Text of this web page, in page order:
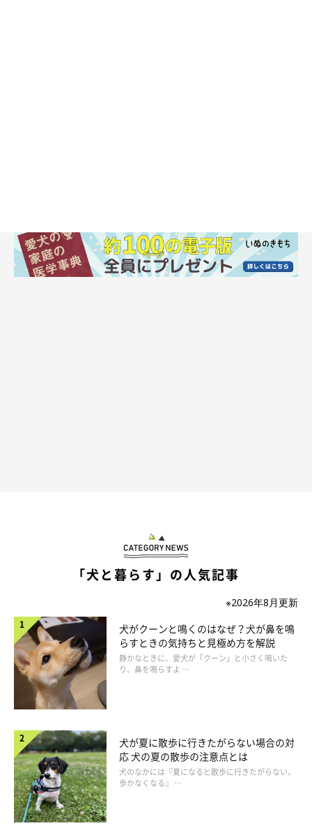
しらたまちゃんは、靴をくわえたままドーム型のペットハウスに
向かいます。
そして、くわえていた靴をペットハウスの陰に隠す
れは…リビングに靴を持ってきたことがバレないようにするため
の「隠蔽工作」でしょうか（笑）
「犬と暮らす」の人気記事
※2026年8月更新
犬がクーンと鳴くのはなぜ？犬が鼻を鳴
らすときの気持ちと見極め方を解説
静かなときに、愛犬が「クーン」と小さく鳴いた
り、鼻を鳴らすよ …
犬が夏に散歩に行きたがらない場合の対
応 犬の夏の散歩の注意点とは
犬のなかには『夏になると散歩に行きたがらない、
歩かなくなる』 …